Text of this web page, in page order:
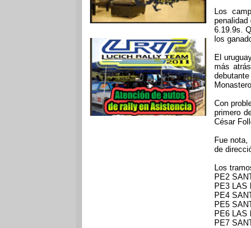
Los
penalidad
6.19.9s.
los
El
más
Con
primero
César
Fue
de
Los
PE2
PE3 LAS
PE4
PE5
PE6 LAS
PE7